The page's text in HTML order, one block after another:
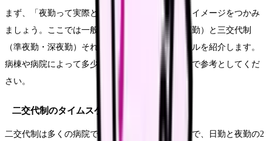
まず、「夜勤って実際どんな流れなの？」というイメージをつかみ
ましょう。ここでは一般的な二交代制（16時間夜勤）と三交代制
（準夜勤・深夜勤）それぞれのタイムスケジュールを紹介します。
病棟や病院によって多少異なりますので、あくまで参考としてくだ
さい。
二交代制のタイムスケジュール例
二交代制は多くの病院で採用されている勤務形態で、日勤と夜勤の2